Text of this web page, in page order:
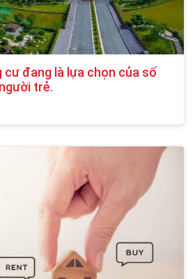
cư đang là lựa chọn của số
trẻ.